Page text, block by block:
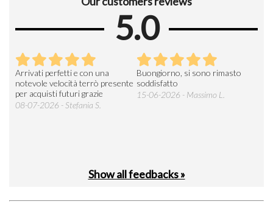
5.0
Arrivati perfetti e con una
notevole velocità terrò presente
per acquisti futuri grazie
08-07-2026 - Stefania S.
Buongiorno, si sono rimasto
soddisfatto
15-06-2026 - Massimo L.
Show all feedbacks »